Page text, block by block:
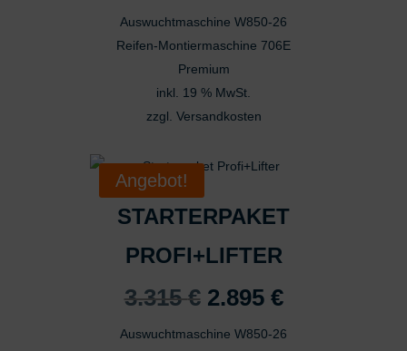
Optionen
können
auf
der
Produktseite
werden
war:
2.840 €
ist:
2.450 €.
Auswuchtmaschine W850-26
Reifen-Montiermaschine 706E
Premium
inkl. 19 % MwSt.
zzgl. Versandkosten
Angebot!
STARTERPAKET
PROFI+LIFTER
3.315€ Ursprünglicher
war:
2.895 €Aktueller
ist:
Auswuchtmaschine W850-26